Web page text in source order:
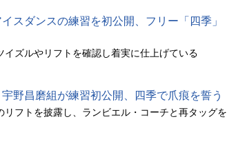
スダンスの練習を初公開、フリー「四季」
イズルやリフトを確認し着実に仕上げている
野昌磨組が練習初公開、四季で爪痕を誓う
リフトを披露し、ランビエル・コーチと再タッグを